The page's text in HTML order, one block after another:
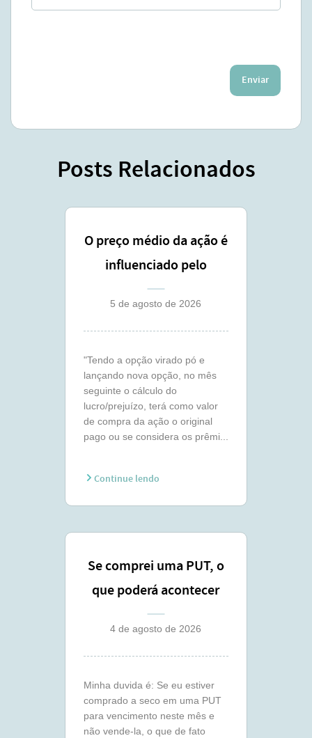
Enviar
Posts Relacionados
O preço médio da ação é
influenciado pelo
lançamento coberto ?
5 de agosto de 2026
"Tendo a opção virado pó e
lançando nova opção, no mês
seguinte o cálculo do
lucro/prejuízo, terá como valor
de compra da ação o original
pago ou se considera os prêmi...
Continue lendo
Se comprei uma PUT, o
que poderá acontecer
comigo ?
4 de agosto de 2026
Minha duvida é: Se eu estiver
comprado a seco em uma PUT
para vencimento neste mês e
não vende-la, o que de fato